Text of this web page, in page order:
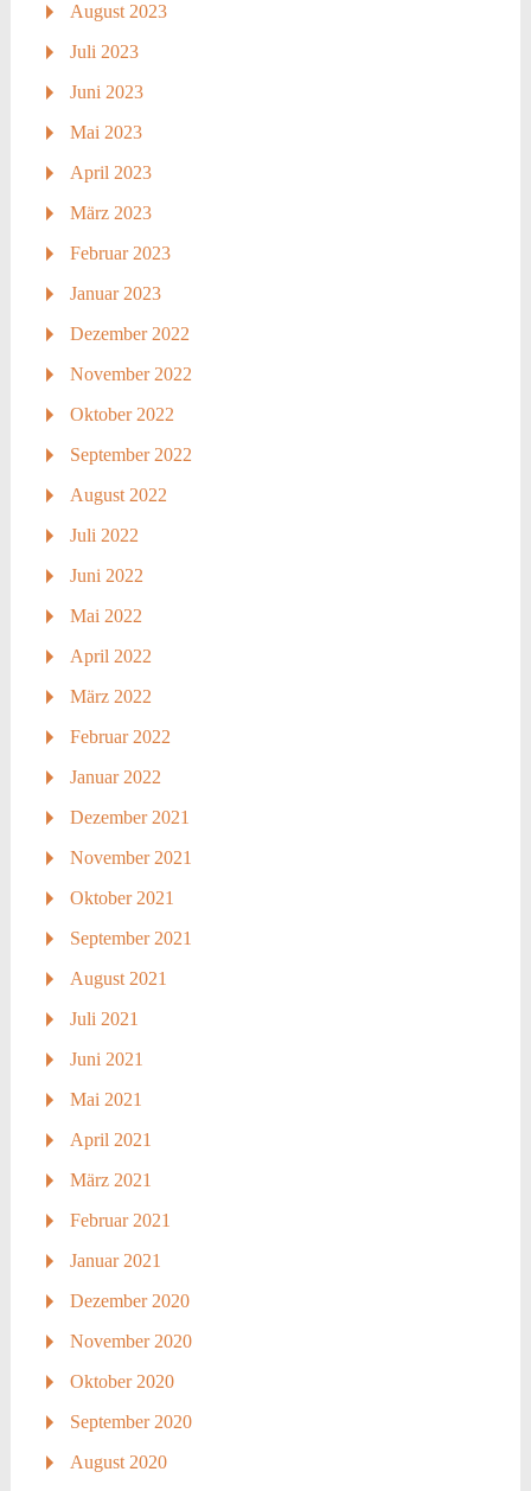
August 2023
Juli 2023
Juni 2023
Mai 2023
April 2023
März 2023
Februar 2023
Januar 2023
Dezember 2022
November 2022
Oktober 2022
September 2022
August 2022
Juli 2022
Juni 2022
Mai 2022
April 2022
März 2022
Februar 2022
Januar 2022
Dezember 2021
November 2021
Oktober 2021
September 2021
August 2021
Juli 2021
Juni 2021
Mai 2021
April 2021
März 2021
Februar 2021
Januar 2021
Dezember 2020
November 2020
Oktober 2020
September 2020
August 2020